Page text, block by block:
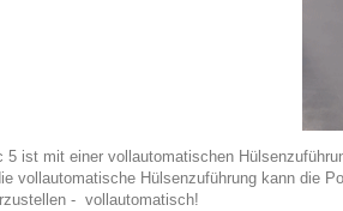
5 ist mit einer vollautomatischen
vollautomatische Hülsenzuführung kann die
- vollautomatisch!